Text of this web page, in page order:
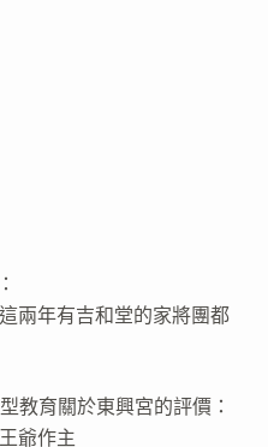
兩年有吉和堂的家將團都
教育關於東興宮的評價：
爺作主